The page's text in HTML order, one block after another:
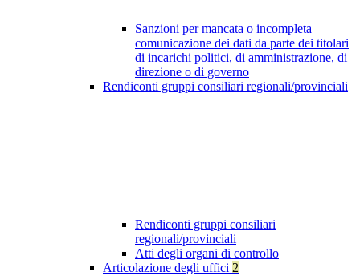
Sanzioni per mancata o incompleta
comunicazione dei dati da parte dei titolari
di incarichi politici, di amministrazione, di
direzione o di governo
Rendiconti gruppi consiliari regionali/provinciali
Rendiconti gruppi consiliari
regionali/provinciali
Atti degli organi di controllo
Articolazione degli uffici 2